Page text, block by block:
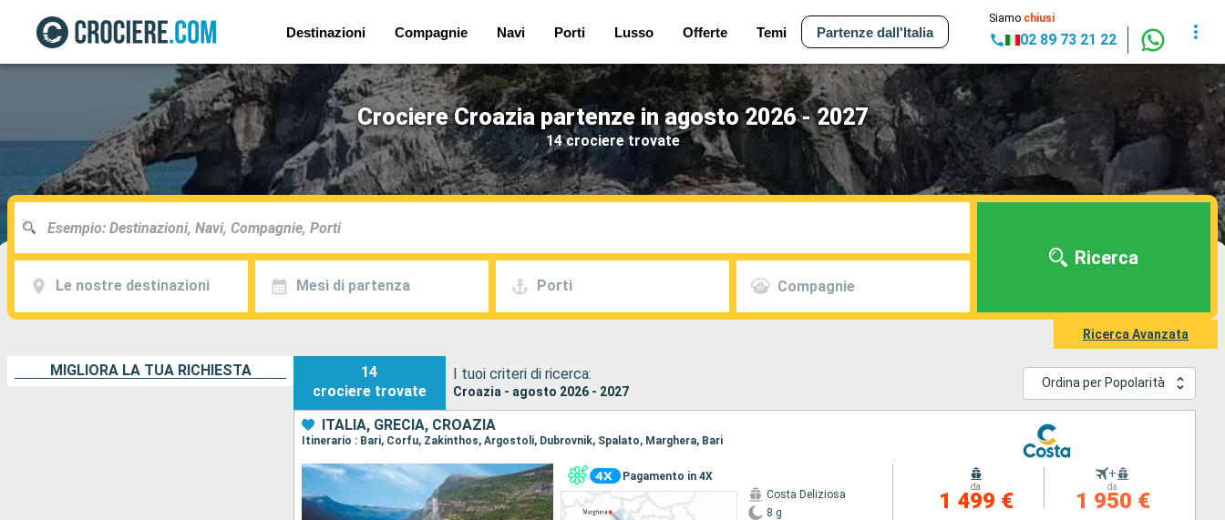
Destinazioni Compagnie Navi Porti Lusso Offerte Temi Partenze dall'Italia
Siamo chiusi
02 89 73 21 22
Crociere Croazia partenze in agosto 2026 - 2027
14 crociere trovate
Le nostre destinazioni Mesi di partenza Porti Compagnie
Ricerca
Ricerca Avanzata
MIGLIORA LA TUA RICHIESTA
14
crociere trovate
I tuoi criteri di ricerca:
Croazia - agosto 2026 - 2027
Ordina per Popolarità
ITALIA, GRECIA, CROAZIA
Itinerario : Bari, Corfu, Zakinthos, Argostoli, Dubrovnik, Spalato, Marghera, Bari
Pagamento in 4X
Costa Deliziosa
8 g
da
1 499 €
+
da
1 950 €